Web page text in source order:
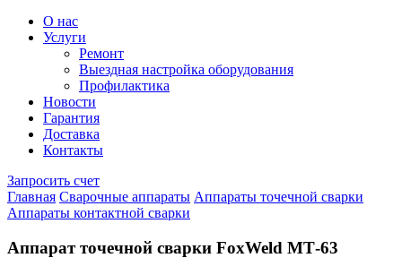
О нас
Услуги
Ремонт
Выездная настройка оборудования
Профилактика
Новости
Гарантия
Доставка
Контакты
Запросить счет
Главная Сварочные аппараты Аппараты точечной сварки
Аппараты контактной сварки
Аппарат точечной сварки FoxWeld МТ-63